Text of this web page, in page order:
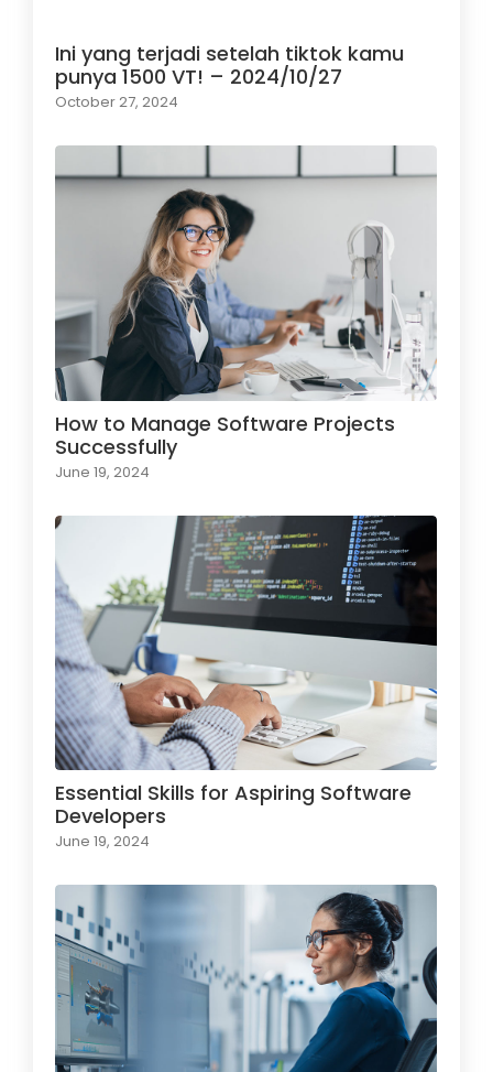
Ini yang terjadi setelah tiktok kamu
punya 1500 VT! – 2024/10/27
October 27, 2024
How to Manage Software Projects
Successfully
June 19, 2024
Essential Skills for Aspiring Software
Developers
June 19, 2024